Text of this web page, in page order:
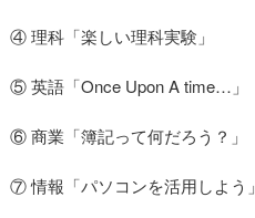
④ 理科「楽しい理科実験」
⑤ 英語「Once Upon A time…」
⑥ 商業「簿記って何だろう？」
⑦ 情報「パソコンを活用しよう」